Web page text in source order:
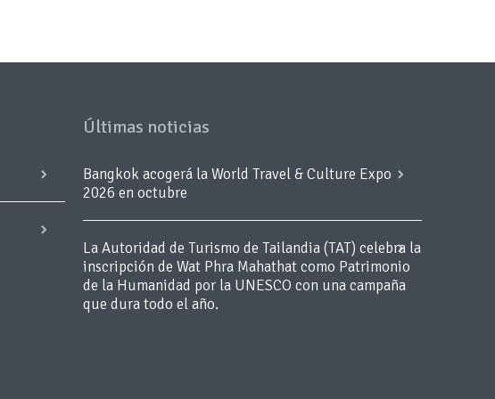
Últimas noticias
Bangkok acogerá la World Travel & Culture Expo
2026 en octubre
La Autoridad de Turismo de Tailandia (TAT) celebra la
inscripción de Wat Phra Mahathat como Patrimonio
de la Humanidad por la UNESCO con una campaña
que dura todo el año.